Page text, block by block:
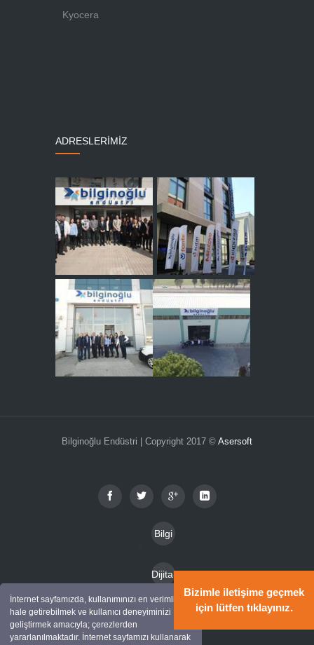
İnternet sayfamızda, kullanımınızı en verimli
hale getirebilmek ve kullanıcı deneyiminizi
geliştirmek amacıyla; çerezlerden
yararlanılmaktadır. İnternet sayfamızı kullanarak
Bizimle iletişime geçmek
için lütfen tıklayınız.
Kyocera
ADRESLERİMİZ
Bilginoğlu Endüstri | Copyright 2017 © Asersoft
Bilgi
mu
Hizm
etleri
Dijital
Katal
Kam
pany